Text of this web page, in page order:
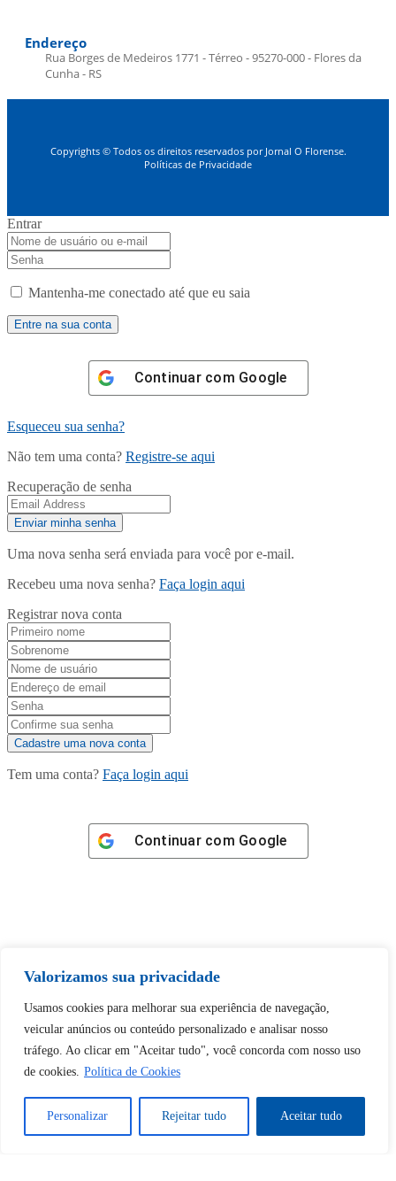
Valorizamos sua privacidade
Usamos cookies para melhorar sua experiência de navegação,
veicular anúncios ou conteúdo personalizado e analisar nosso
tráfego. Ao clicar em "Aceitar tudo", você concorda com nosso uso
de cookies. Política de Cookies
Personalizar Rejeitar tudo Aceitar tudo
Endereço
Rua Borges de Medeiros 1771 - Térreo - 95270-000 - Flores da
Cunha - RS
Copyrights © Todos os direitos reservados por Jornal O Florense.
Políticas de Privacidade
Entrar
Mantenha-me conectado até que eu saia
Continuar com Google
Esqueceu sua senha?
Não tem uma conta? Registre-se aqui
Recuperação de senha
Uma nova senha será enviada para você por e-mail.
Recebeu uma nova senha? Faça login aqui
Registrar nova conta
Tem uma conta? Faça login aqui
Continuar com Google
desbloquear esta publicação?
Desbloquear esquerda : 0